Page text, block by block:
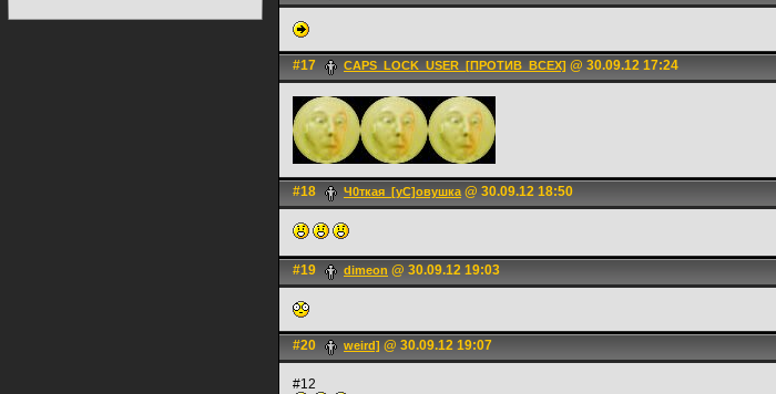
#17 CAPS_LOCK_USER_[ПРОТИВ_ВСЕХ] @ 30.09.12 17:24
#18 Ч0ткая_[уС]овушка@ 30.09.12 18:50
#19 dimeon @ 30.09.12 19:03
#20 weird] @ 30.09.12 19:07
#12